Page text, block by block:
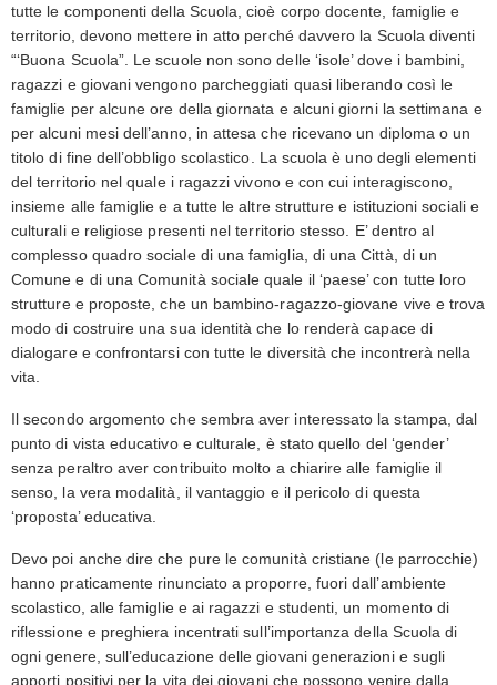
tutte le componenti della Scuola, cioè corpo docente, famiglie e
territorio, devono mettere in atto perché davvero la Scuola diventi
“‘Buona Scuola”. Le scuole non sono delle ‘isole’ dove i bambini,
ragazzi e giovani vengono parcheggiati quasi liberando così le
famiglie per alcune ore della giornata e alcuni giorni la settimana e
per alcuni mesi dell’anno, in attesa che ricevano un diploma o un
titolo di fine dell’obbligo scolastico. La scuola è uno degli elementi
del territorio nel quale i ragazzi vivono e con cui interagiscono,
insieme alle famiglie e a tutte le altre strutture e istituzioni sociali e
culturali e religiose presenti nel territorio stesso. E’ dentro al
complesso quadro sociale di una famiglia, di una Città, di un
Comune e di una Comunità sociale quale il ‘paese’ con tutte loro
strutture e proposte, che un bambino-ragazzo-giovane vive e trova
modo di costruire una sua identità che lo renderà capace di
dialogare e confrontarsi con tutte le diversità che incontrerà nella
vita.
Il secondo argomento che sembra aver interessato la stampa, dal
punto di vista educativo e culturale, è stato quello del ‘gender’
senza peraltro aver contribuito molto a chiarire alle famiglie il
senso, la vera modalità, il vantaggio e il pericolo di questa
‘proposta’ educativa.
Devo poi anche dire che pure le comunità cristiane (le parrocchie)
hanno praticamente rinunciato a proporre, fuori dall’ambiente
scolastico, alle famiglie e ai ragazzi e studenti, un momento di
riflessione e preghiera incentrati sull’importanza della Scuola di
ogni genere, sull’educazione delle giovani generazioni e sugli
apporti positivi per la vita dei giovani che possono venire dalla